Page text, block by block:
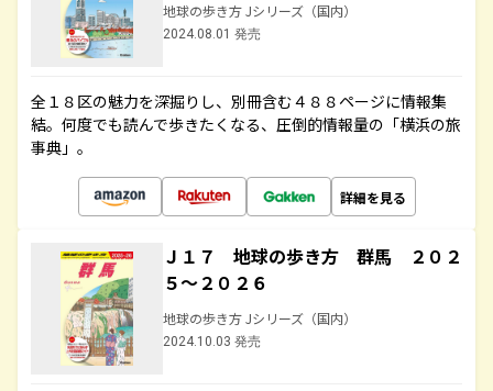
地球の歩き方 Jシリーズ（国内）
2024.08.01 発売
全１８区の魅力を深掘りし、別冊含む４８８ページに情報集
結。何度でも読んで歩きたくなる、圧倒的情報量の「横浜の旅
事典」。
詳細を見る
Ｊ１７ 地球の歩き方 群馬 ２０２
５～２０２６
地球の歩き方 Jシリーズ（国内）
2024.10.03 発売